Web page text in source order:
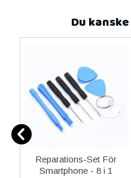
Du
Reparations-Set För
Smartphone - 8 i 1